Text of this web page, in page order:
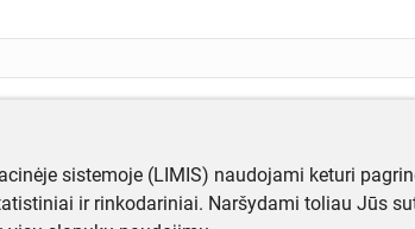
sistemoje (LIMIS) naudojami keturi
ir rinkodariniai. Naršydami toliau Jūs